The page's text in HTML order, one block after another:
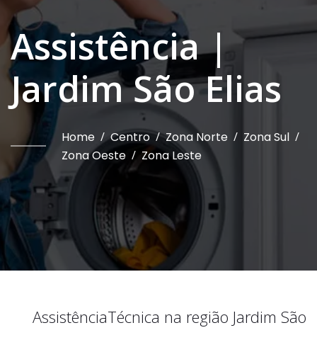
Assistência |
Jardim São Elias
Home / Centro / Zona Norte / Zona Sul /
Zona Oeste / Zona Leste
AssistênciaTécnica na região Jardim São